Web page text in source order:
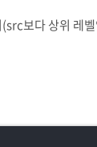
보다 상위 레